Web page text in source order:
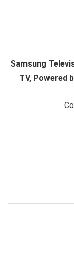
Samsung
TV, Powered